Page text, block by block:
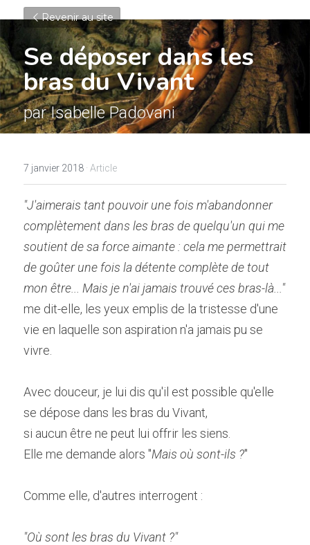
Revenir au site
Se déposer dans les
bras du Vivant
par Isabelle Padovani
7 janvier 2018 · Article
"J'aimerais tant pouvoir une fois m'abandonner
complètement dans les bras de quelqu'un qui me
soutient de sa force aimante : cela me permettrait
de goûter une fois la détente complète de tout
mon être... Mais je n'ai jamais trouvé ces bras-là..."
me dit-elle, les yeux emplis de la tristesse d'une
vie en laquelle son aspiration n'a jamais pu se
vivre.
Avec douceur, je lui dis qu'il est possible qu'elle
se dépose dans les bras du Vivant,
si aucun être ne peut lui offrir les siens.
Elle me demande alors "Mais où sont-ils ?"
Comme elle, d'autres interrogent :
"Où sont les bras du Vivant ?"